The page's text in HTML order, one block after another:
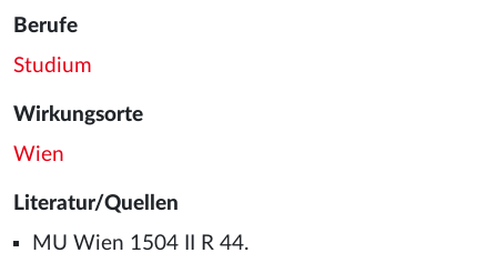
Berufe
Studium
Wirkungsorte
Wien
Literatur/Quellen
MU Wien 1504 II R 44.